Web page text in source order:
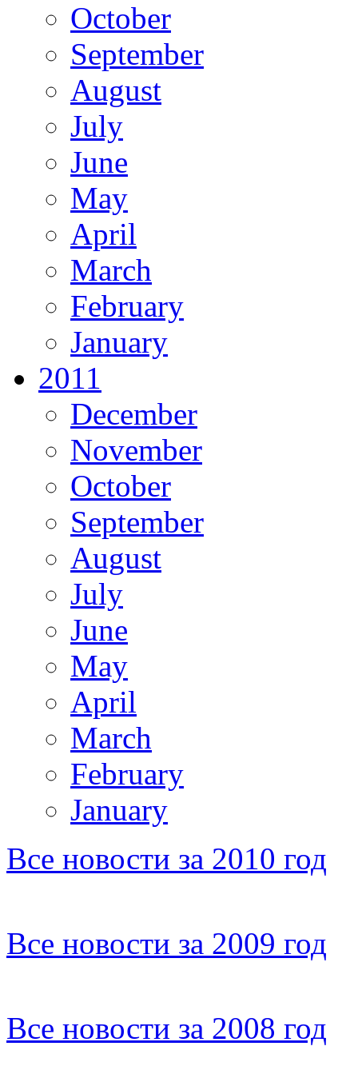
October
September
August
July
June
May
April
March
February
January
2011
December
November
October
September
August
July
June
May
April
March
February
January
Все новости за 2010 год
Все новости за 2009 год
Все новости за 2008 год